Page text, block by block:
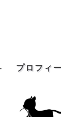
プロフィ